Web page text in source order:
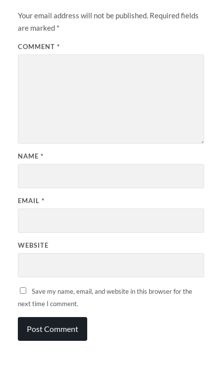
Your email address will not be published. Required fields
are marked *
COMMENT *
NAME *
EMAIL *
WEBSITE
Save my name, email, and website in this browser for the
next time I comment.